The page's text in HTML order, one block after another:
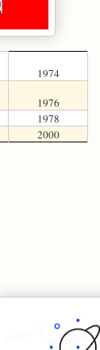
1974
1976
1978
2000